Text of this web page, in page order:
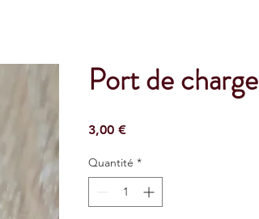
Port de charge
3,00 €Prix
Quantité *